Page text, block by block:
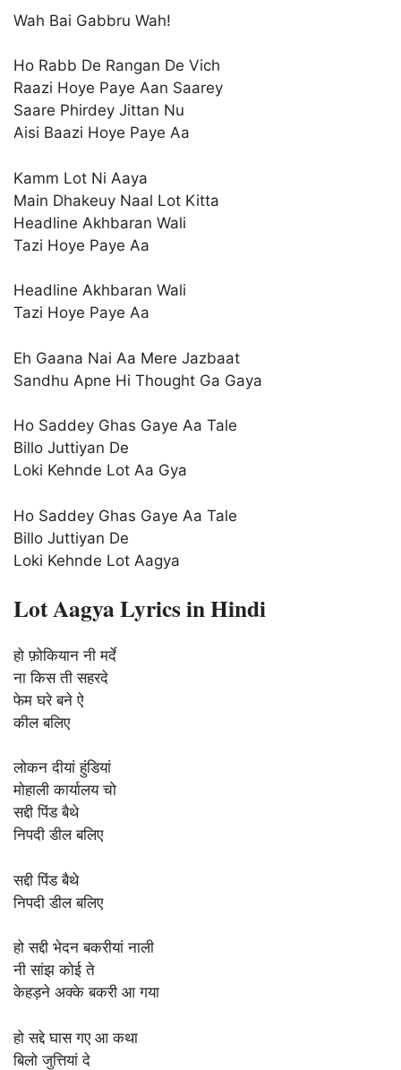
Wah Bai Gabbru Wah!
Ho Rabb De Rangan De Vich
Raazi Hoye Paye Aan Saarey
Saare Phirdey Jittan Nu
Aisi Baazi Hoye Paye Aa
Kamm Lot Ni Aaya
Main Dhakeuy Naal Lot Kitta
Headline Akhbaran Wali
Tazi Hoye Paye Aa
Headline Akhbaran Wali
Tazi Hoye Paye Aa
Eh Gaana Nai Aa Mere Jazbaat
Sandhu Apne Hi Thought Ga Gaya
Ho Saddey Ghas Gaye Aa Tale
Billo Juttiyan De
Loki Kehnde Lot Aa Gya
Ho Saddey Ghas Gaye Aa Tale
Billo Juttiyan De
Loki Kehnde Lot Aagya
Lot Aagya Lyrics in Hindi
हो फ़ोकियान नी मर्दे
ना किस ती सहरदे
फेम घरे बने ऐ
कील बलिए
लोकन दीयां हुंडियां
मोहाली कार्यालय चो
सद्दी पिंड बैथे
निपदी डील बलिए
सद्दी पिंड बैथे
निपदी डील बलिए
हो सद्दी भेदन बकरीयां नाली
नी सांझ कोई ते
केहड़ने अक्के बकरी आ गया
हो सद्दे घास गए आ कथा
बिलो जुत्तियां दे